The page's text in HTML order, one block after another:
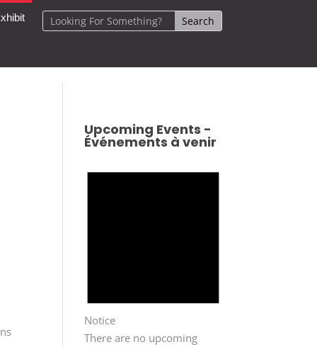
Upcoming Events -
Événements à venir
Notice
There are no upcoming